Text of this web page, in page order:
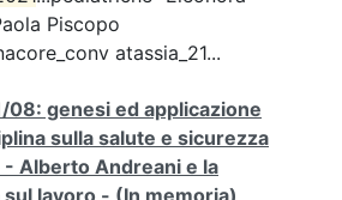
Piscopo
atassia_21...
08: genesi ed applicazione
sulla salute e sicurezza
- Alberto Andreani e la
lavoro - (In memoria)